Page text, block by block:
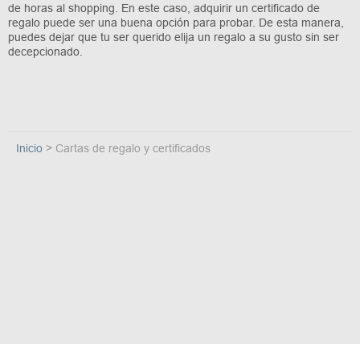
de horas al shopping. En este caso, adquirir un certificado de
regalo puede ser una buena opción para probar. De esta manera,
puedes dejar que tu ser querido elija un regalo a su gusto sin ser
decepcionado.
Inicio Cartas de regalo y certificados